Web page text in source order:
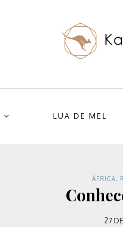
LUA DE MEL
ÁFRICA,
27